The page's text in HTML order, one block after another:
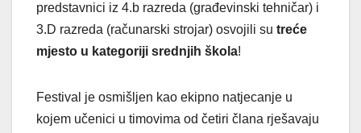
predstavnici iz 4.b razreda (građevinski tehničar) i
3.D razreda (računarski strojar) osvojili su treće
mjesto u kategoriji srednjih škola!
Festival je osmišljen kao ekipno natjecanje u
kojem učenici u timovima od četiri člana rješavaju